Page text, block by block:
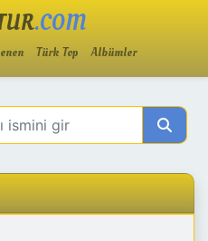
.COM
Türk Top Albümler